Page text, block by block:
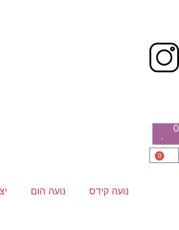
0
0
נועה קידס נועה הום